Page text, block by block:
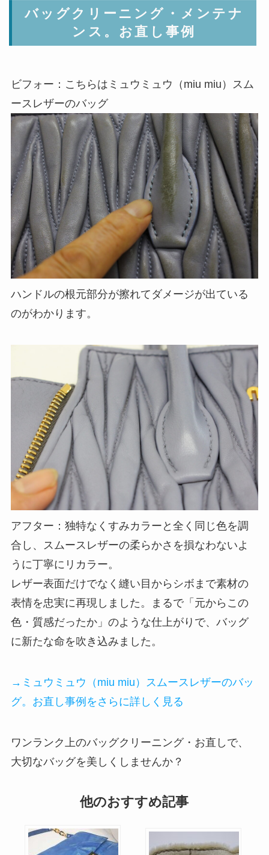
バッグクリーニング・メンテナ
ンス。お直し事例
ビフォー：こちらはミュウミュウ（miu miu）スム
ースレザーのバッグ
ハンドルの根元部分が擦れてダメージが出ている
のがわかります。
アフター：独特なくすみカラーと全く同じ色を調
合し、スムースレザーの柔らかさを損なわないよ
うに丁寧にリカラー。
レザー表面だけでなく縫い目からシボまで素材の
表情を忠実に再現しました。まるで「元からこの
色・質感だったか」のような仕上がりで、バッグ
に新たな命を吹き込みました。
→ミュウミュウ（miu miu）スムースレザーのバッ
グ。お直し事例をさらに詳しく見る
ワンランク上のバッグクリーニング・お直しで、
大切なバッグを美しくしませんか？
他のおすすめ記事